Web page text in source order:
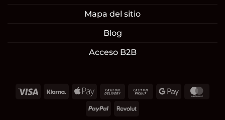
Mapa del sitio
Blog
Acceso B2B
Visa Klarna Apple
Cash
Delivery
Cash
Google
PayPal Revolut